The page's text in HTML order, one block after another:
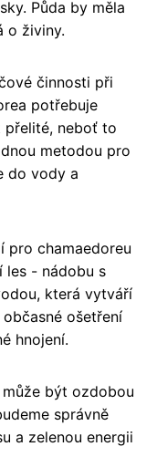
Půda by měla
o živiny.
činnosti při
potřebuje
přelité, neboť to
metodou pro
do vody a
pro chamaedoreu
les - nádobu s
která vytváří
ošetření
hnojení.
být ozdobou
správně
a zelenou energii